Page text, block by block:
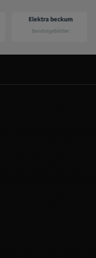
Elektra beckum
Bandsägeblätter